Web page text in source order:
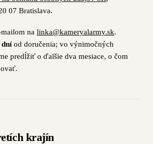
07 Bratislava.
na linka@kameryalarmy.sk.
dníod doručenia; vo výnimočných
predĺžiť o ďalšie dva mesiace, o čom
krajín